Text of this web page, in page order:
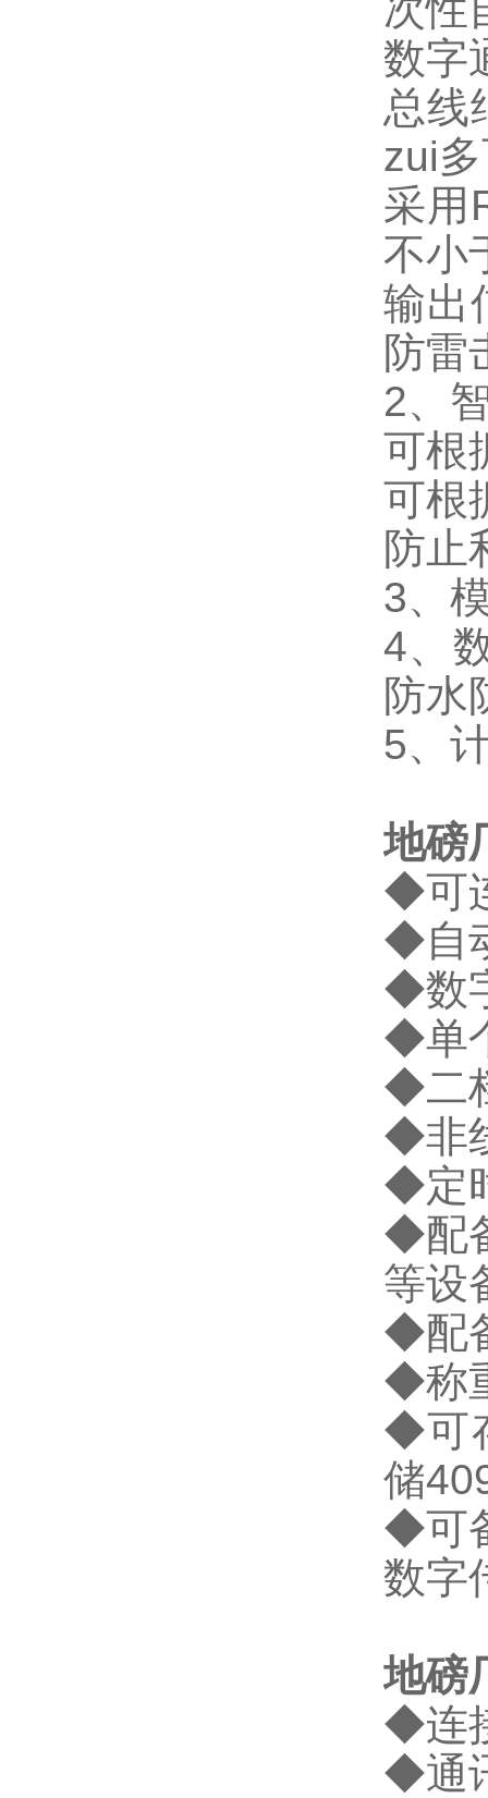
数字
总线
zui
采用
不小
输出
防雷
2、
可根
可根
防止
3、
4、
防水
5、
地磅
◆可
◆自
◆数
◆单
◆二
◆非
◆定
◆配
等设
◆配
◆称
◆可
储
◆可
数字
地磅
◆连
◆通